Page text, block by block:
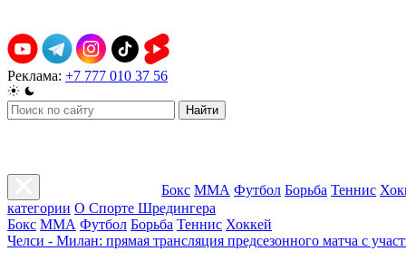
Реклама: +7 777 010 37 56
Найти
Бокс ММА Футбол Борьба Теннис
категории О Спорте Шредингера
Бокс ММА Футбол Борьба Теннис Хоккей
Челси - Милан: прямая трансляция предсезонного матча с